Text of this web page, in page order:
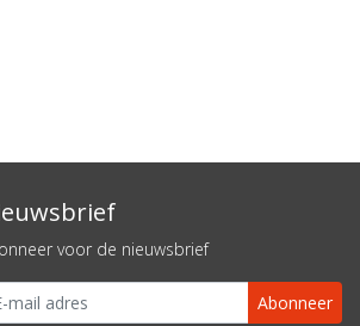
voor de nieuwsbrief
Abonneer